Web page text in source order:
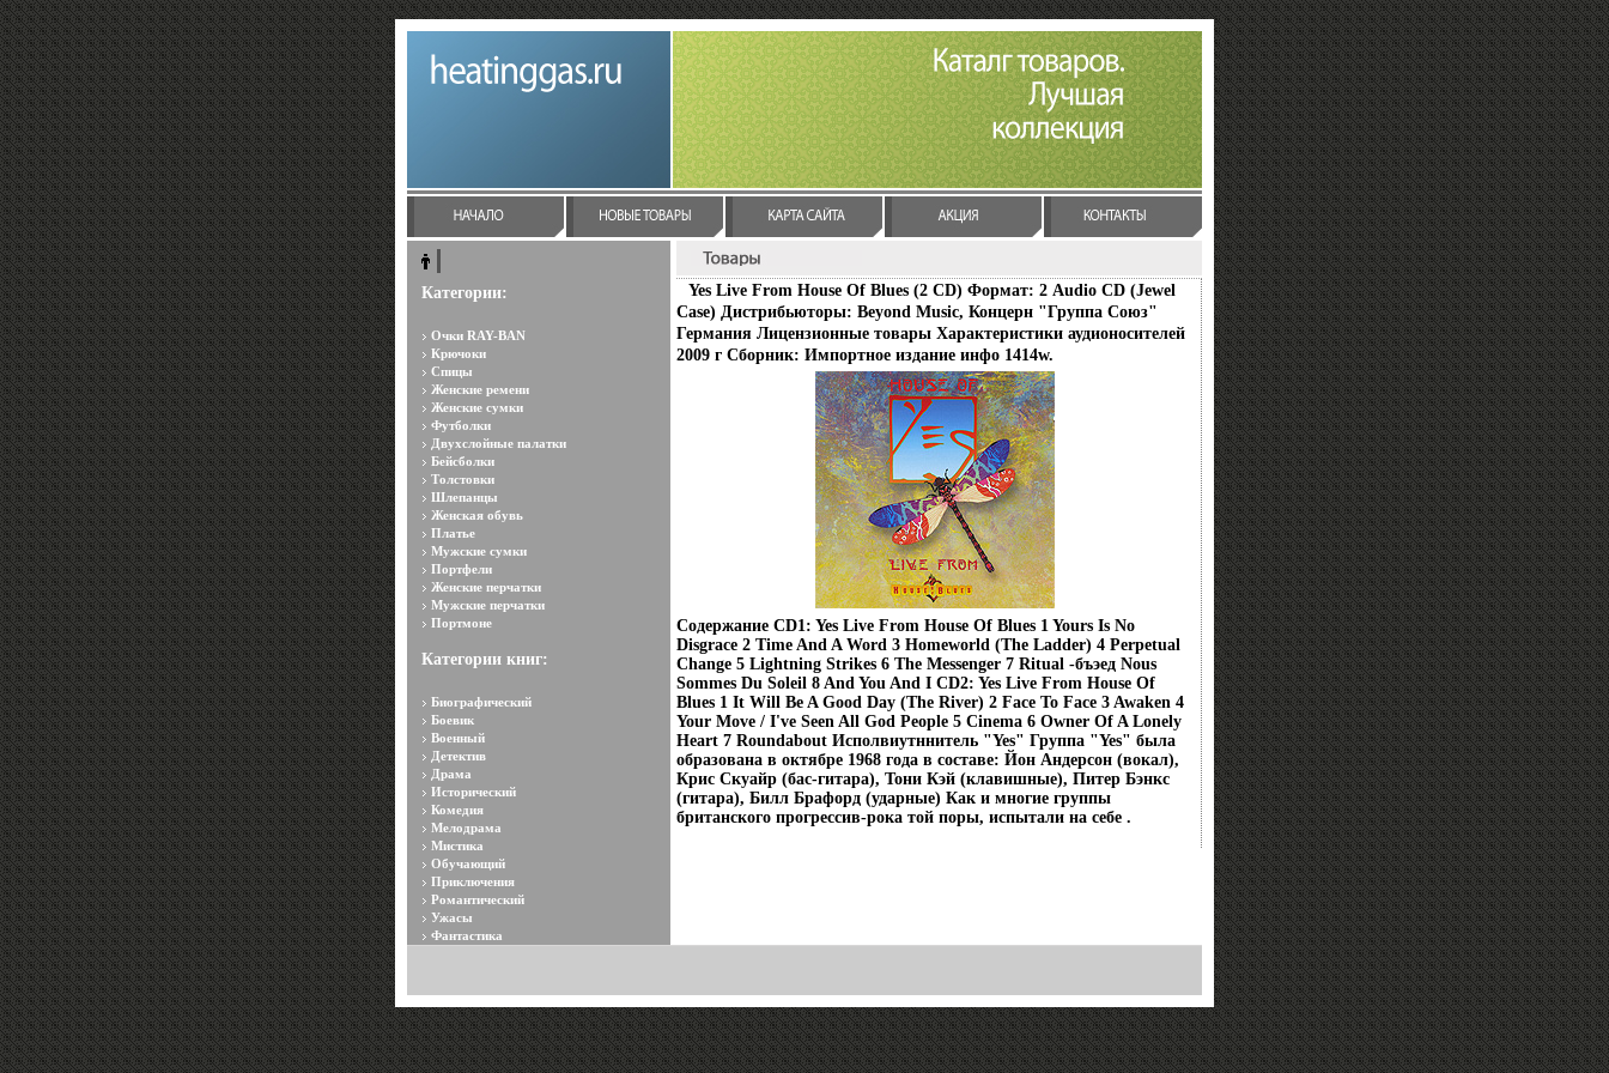
Категории:
Очки RAY-BAN
Крючоки
Спицы
Женские ремени
Женские сумки
Футболки
Двухслойные палатки
Бейсболки
Толстовки
Шлепанцы
Женская обувь
Платье
Мужские сумки
Портфели
Женские перчатки
Мужские перчатки
Портмоне
Категории книг:
Биографический
Боевик
Военный
Детектив
Драма
Исторический
Комедия
Мелодрама
Мистика
Обучающий
Приключения
Романтический
Ужасы
Фантастика
Yes Live From House Of Blues (2 CD) Формат: 2 Audio CD (Jewel
Case) Дистрибьюторы: Beyond Music, Концерн "Группа Союз"
Германия Лицензионные товары Характеристики аудионосителей
2009 г Сборник: Импортное издание инфо 1414w.
Содержание CD1: Yes Live From House Of Blues 1 Yours Is No
Disgrace 2 Time And A Word 3 Homeworld (The Ladder) 4 Perpetual
Change 5 Lightning Strikes 6 The Messenger 7 Ritual -бъэед Nous
Sommes Du Soleil 8 And You And I CD2: Yes Live From House Of
Blues 1 It Will Be A Good Day (The River) 2 Face To Face 3 Awaken 4
Your Move / I've Seen All God People 5 Cinema 6 Owner Of A Lonely
Heart 7 Roundabout Исполвиутннитель "Yes" Группа "Yes" была
образована в октябре 1968 года в составе: Йон Андерсон (вокал),
Крис Скуайр (бас-гитара), Тони Кэй (клавишные), Питер Бэнкс
(гитара), Билл Брафорд (ударные) Как и многие группы
британского прогрессив-рока той поры, испытали на себе .